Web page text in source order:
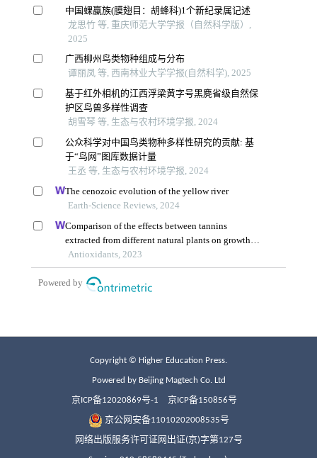
Copyright © Higher Education Press.
Powered by Beijing Magtech Co. Ltd
京ICP备12020869号-1 京ICP备150856号
京公网安备11010202008535号
网络出版服务许可证网出证(京)字第127号